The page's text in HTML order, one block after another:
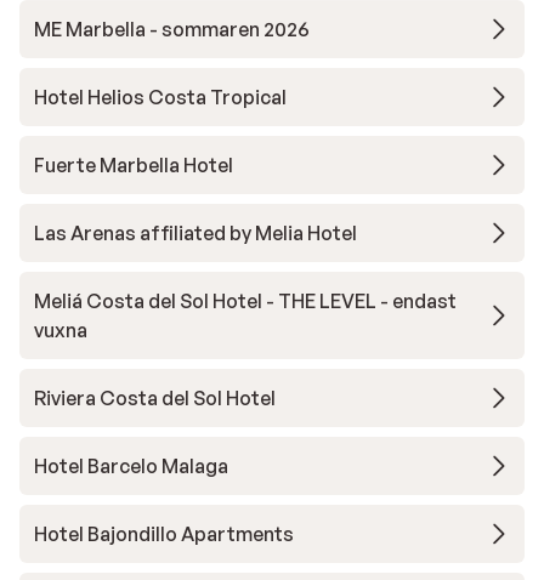
ME Marbella - sommaren 2026
Hotel Helios Costa Tropical
Fuerte Marbella Hotel
Las Arenas affiliated by Melia Hotel
Meliá Costa del Sol Hotel - THE LEVEL - endast
vuxna
Riviera Costa del Sol Hotel
Hotel Barcelo Malaga
Hotel Bajondillo Apartments